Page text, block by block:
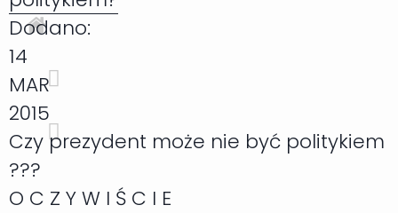
Dodano:
14
MAR
2015
Czy prezydent może nie być politykiem
???
O C Z Y W I Ś C I E